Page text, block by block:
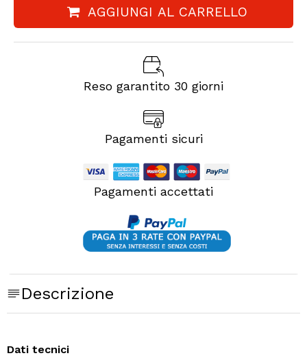
AGGIUNGI AL CARRELLO
Reso garantito 30 giorni
Pagamenti sicuri
Pagamenti accettati
Descrizione
Dati tecnici